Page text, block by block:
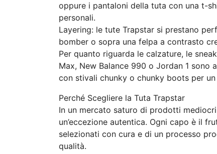
oppure i pantaloni della tuta con una t-
personali.
Layering: le tute Trapstar si prestano
bomber o sopra una felpa a contrasto
Per quanto riguarda le calzature, le
Max, New Balance 990 o Jordan 1
con stivali chunky o chunky boots per
Perché Scegliere la Tuta Trapstar
In un mercato saturo di prodotti
un’eccezione autentica. Ogni capo è il
selezionati con cura e di un processo
qualità.